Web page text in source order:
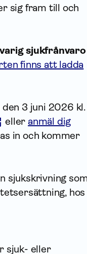
sig fram till och
sjukfrånvaro
finns att ladda
3 juni 2026 kl.
eller anmäl dig
in och kommer
sjukskrivning
hos
sjuk- eller